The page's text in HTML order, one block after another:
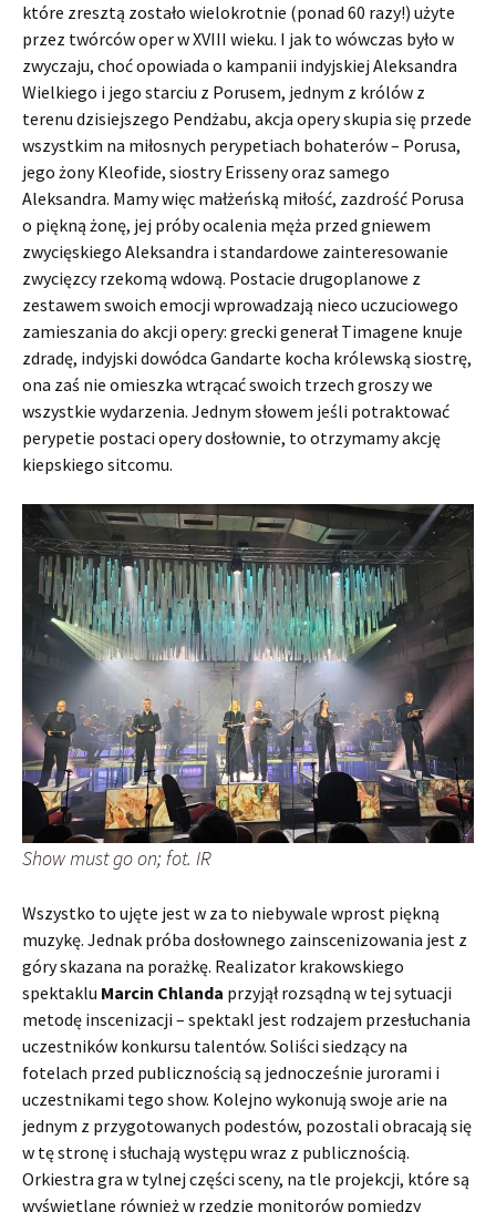
które zresztą zostało wielokrotnie (ponad 60 razy!) użyte
przez twórców oper w XVIII wieku. I jak to wówczas było w
zwyczaju, choć opowiada o kampanii indyjskiej Aleksandra
Wielkiego i jego starciu z Porusem, jednym z królów z
terenu dzisiejszego Pendżabu, akcja opery skupia się przede
wszystkim na miłosnych perypetiach bohaterów – Porusa,
jego żony Kleofide, siostry Erisseny oraz samego
Aleksandra. Mamy więc małżeńską miłość, zazdrość Porusa
o piękną żonę, jej próby ocalenia męża przed gniewem
zwycięskiego Aleksandra i standardowe zainteresowanie
zwycięzcy rzekomą wdową. Postacie drugoplanowe z
zestawem swoich emocji wprowadzają nieco uczuciowego
zamieszania do akcji opery: grecki generał Timagene knuje
zdradę, indyjski dowódca Gandarte kocha królewską siostrę,
ona zaś nie omieszka wtrącać swoich trzech groszy we
wszystkie wydarzenia. Jednym słowem jeśli potraktować
perypetie postaci opery dosłownie, to otrzymamy akcję
kiepskiego sitcomu.
Show must go on; fot. IR
Wszystko to ujęte jest w za to niebywale wprost piękną
muzykę. Jednak próba dosłownego zainscenizowania jest z
góry skazana na porażkę. Realizator krakowskiego
spektaklu Marcin Chlanda przyjął rozsądną w tej sytuacji
metodę inscenizacji – spektakl jest rodzajem przesłuchania
uczestników konkursu talentów. Soliści siedzący na
fotelach przed publicznością są jednocześnie jurorami i
uczestnikami tego show. Kolejno wykonują swoje arie na
jednym z przygotowanych podestów, pozostali obracają się
w tę stronę i słuchają występu wraz z publicznością.
Orkiestra gra w tylnej części sceny, na tle projekcji, które są
wyświetlane również w rzędzie monitorów pomiędzy